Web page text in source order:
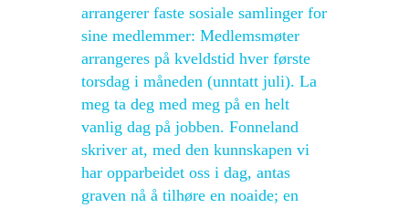
arrangerer faste sosiale samlinger for
sine medlemmer: Medlemsmøter
arrangeres på kveldstid hver første
torsdag i måneden (unntatt juli). La
meg ta deg med meg på en helt
vanlig dag på jobben. Fonneland
skriver at, med den kunnskapen vi
har opparbeidet oss i dag, antas
graven nå å tilhøre en noaide; en